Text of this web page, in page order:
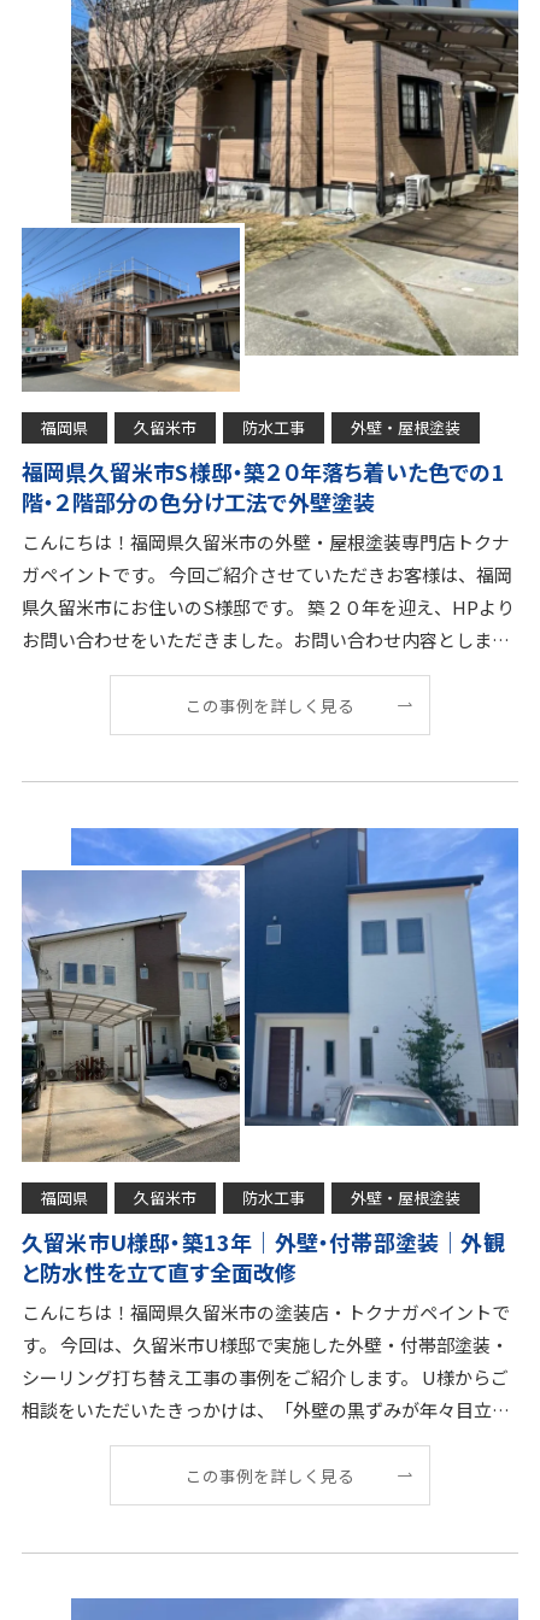
福岡県 久留米市 防水工事 外壁・屋根塗装
福岡県久留米市S様邸・築２０年落ち着いた色での1
階・２階部分の色分け工法で外壁塗装
こんにちは！福岡県久留米市の外壁・屋根塗装専門店トクナ
ガペイントです。 今回ご紹介させていただきお客様は、福岡
県久留米市にお住いのS様邸です。 築２０年を迎え、HPより
お問い合わせをいただきました。お問い合わせ内容としまし
ては「シーリングの劣化が気になる」「
この事例を詳しく見る
福岡県 久留米市 防水工事 外壁・屋根塗装
久留米市U様邸・築13年｜外壁・付帯部塗装｜外観
と防水性を立て直す全面改修
こんにちは！福岡県久留米市の塗装店・トクナガペイントで
す。 今回は、久留米市U様邸で実施した外壁・付帯部塗装・
シーリング打ち替え工事の事例をご紹介します。 U様からご
相談をいただいたきっかけは、「外壁の黒ずみが年々目立っ
てきて、来客時に少し気になるようになった」とい
この事例を詳しく見る